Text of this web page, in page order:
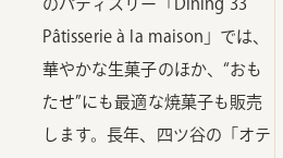
のパティスリー「Dining 33
Pâtisserie à la maison」では、
華やかな生菓子のほか、“おも
たせ”にも最適な焼菓子も販売
します。長年、四ツ谷の「オテ